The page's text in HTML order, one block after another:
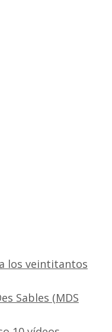
los veintitantos
Sables (MDS